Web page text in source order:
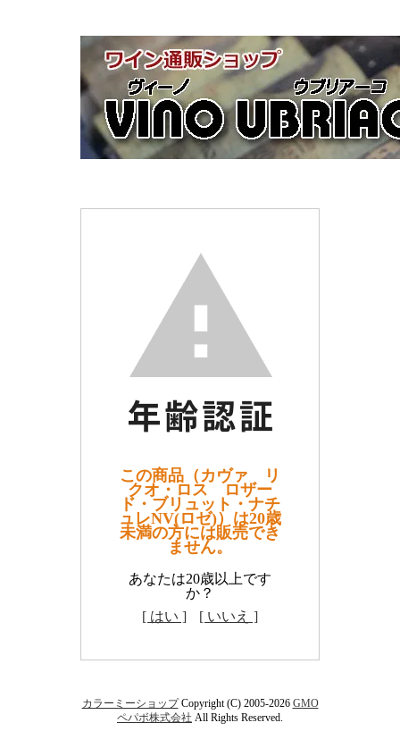
この商品（カヴァ リ
クオ・ロス ロザー
ド・ブリュット・ナチ
ュレNV(ロゼ)）は20歳
未満の方には販売でき
ません。
あなたは20歳以上です
か？
[ はい ]
[ いいえ ]
カラーミーショップCopyright (C) 2005-2026 GMO
ペパボ株式会社 All Rights Reserved.